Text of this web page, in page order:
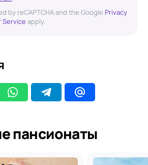
by reCAPTCHA and the Google Privacy
Service apply.
пансионаты